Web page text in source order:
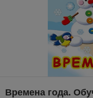
Времена года.